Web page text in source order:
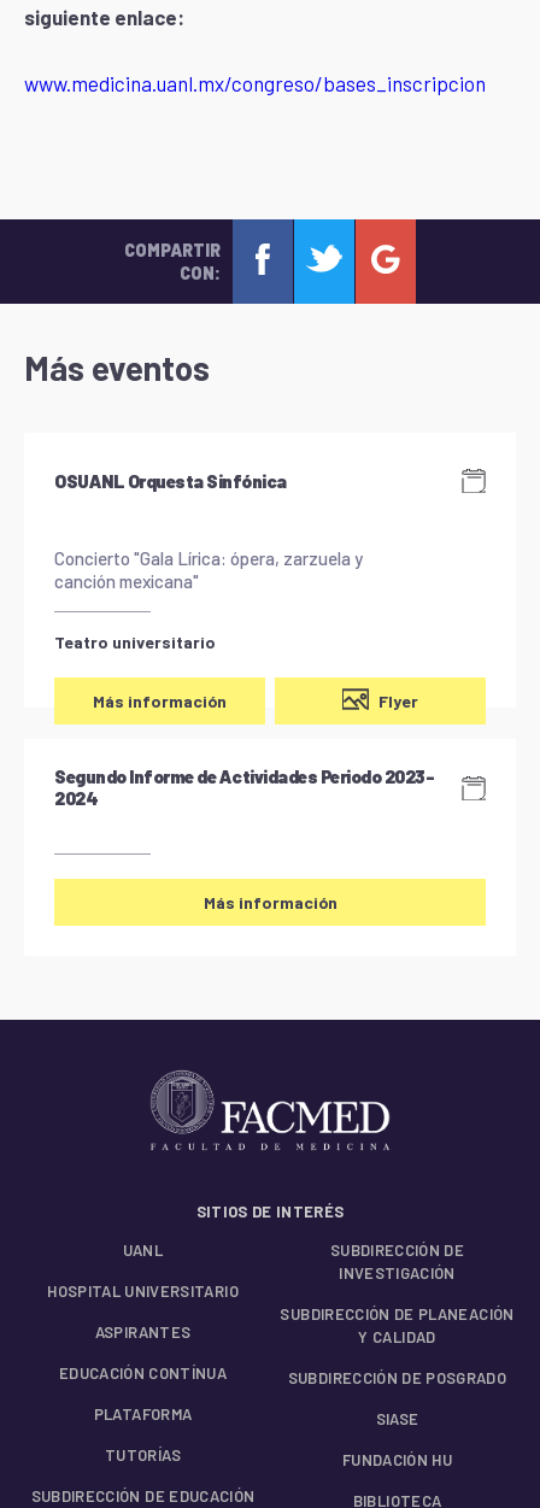
siguiente enlace:
www.medicina.uanl.mx/congreso/bases_inscripcion
COMPARTIR
CON:
Más eventos
OSUANL Orquesta Sinfónica
Concierto "Gala Lírica: ópera, zarzuela y
canción mexicana"
Teatro universitario
Más información Flyer
Segundo Informe de Actividades Periodo 2023-
2024
Más información
SITIOS DE INTERÉS
UANL
HOSPITAL UNIVERSITARIO
ASPIRANTES
EDUCACIÓN CONTÍNUA
PLATAFORMA
TUTORÍAS
SUBDIRECCIÓN DE EDUCACIÓN
SUBDIRECCIÓN DE
INVESTIGACIÓN
SUBDIRECCIÓN DE PLANEACIÓN
Y CALIDAD
SUBDIRECCIÓN DE POSGRADO
SIASE
FUNDACIÓN HU
BIBLIOTECA